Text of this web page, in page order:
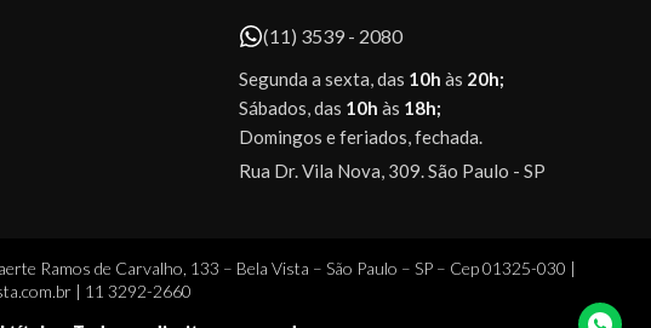
(11) 3539 - 2080
Segunda a sexta, das 10h às 20h;
Sábados, das 10h às 18h;
Domingos e feriados, fechada.
Rua Dr. Vila Nova, 309. São Paulo - SP
Ramos de Carvalho, 133 – Bela Vista – São Paulo – SP – Cep 01325-030 |
| 11 3292-2660